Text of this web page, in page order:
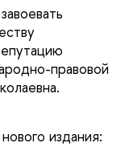
правовой
издания: